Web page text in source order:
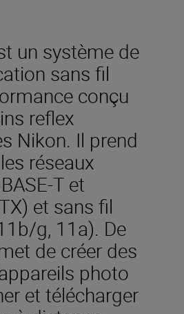
un système de
sans fil
conçu
reflex
Nikon. Il prend
réseaux
T et
et sans fil
g, 11a). De
de créer des
photo
et télécharger